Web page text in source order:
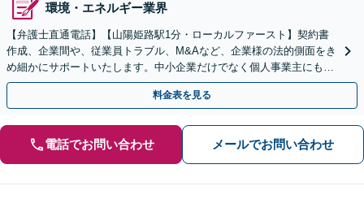
環境・エネルギー業界
【弁護士直通電話】【山陽姫路駅1分・ローカルファースト】契約書
作成、企業間や、従業員トラブル、M&Aなど、企業様の法的側面をき
め細かにサポートいたします。中小企業だけでなく個人事業主にも対
応いたします。【土日祝対応可】【電話相談可】
料金表を見る
電話でお問い合わせ メールでお問い合わせ